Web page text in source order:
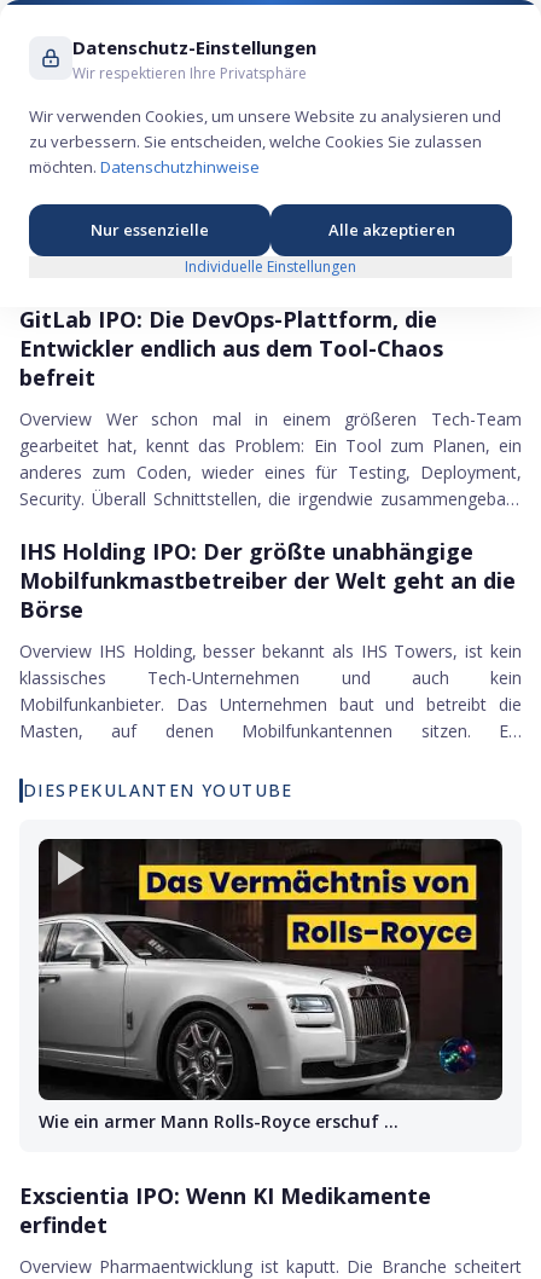
Suche ...
IPO News DieSpekulanten, Seite
IPO NEWS, SEITE 6
GitLab IPO
GitLab IPO: Die DevOps-Plattform, die
Entwickler endlich aus dem Tool-Chaos
befreit
Overview Wer schon mal in einem größeren Tech-Team
gearbeitet hat, kennt das Problem: Ein Tool zum Planen, ein
anderes zum Coden, wieder eines für Testing, Deployment,
Security. Überall Schnittstellen, die irgendwie zusammengebaut
die den gesamten DevOps-Lebenszyklus von der ersten Idee bis
zum fertigen Deployment abdeckt. Das Unternehmen wurde
im...
IHS Holding IPO
16.09.2021
IHS Holding IPO: Der größte unabhängige
Mobilfunkmastbetreiber der Welt geht an die
Börse
Overview IHS Holding, besser bekannt als IHS Towers, ist kein
klassisches Tech-Unternehmen und auch kein
Mobilfunkanbieter. Das Unternehmen baut und betreibt die
Masten, auf denen Mobilfunkantennen sitzen. Ein
Smartphones sinnlos wären. Und IHS Towers ist in diesem
Segment eine echte Macht: Mit 30.207 Sendemasten in neun
Ländern und 45.487 Mietern auf diesen...
DIESPEKULANTEN YOUTUBE
Wie ein armer Mann Rolls-Royce erschuf …
Exscientia IPO
Exscientia IPO: Wenn KI Medikamente
erfindet
Overview Pharmaentwicklung ist kaputt. Die Branche scheitert
Datenschutz-Einstellungen
Wir respektieren Ihre Privatsphäre
Wir verwenden Cookies, um unsere Website zu analysieren und
zu verbessern. Sie entscheiden, welche Cookies Sie zulassen
möchten. Datenschutzhinweise
Nur essenzielle Alle akzeptieren
Individuelle Einstellungen